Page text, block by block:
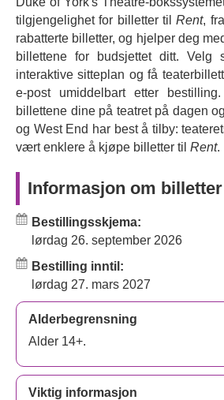
Boheme», som hyller den
styrkende duetten «Take Me or
Denne gjenopplivingen kommer
stjernespekket rollebesetning,
Matarazzo, som har vunnet
skjermen, som hovedpersonen
Hva handlerRentom?
Med en bok, musikk og tekst av
Rent»en gruppe fattige unge
Manhattans East Village. De
og tap, prøver å lykkes som
sliter med fattigdommens
usynlige, uunngåelige trusselen fra
basert på Puccinis klassiske
Boheme», «Take Me or Leave
musikalsk teater blant unge
banebrytende skildring av
tilgjengelighet for billetter tilRent,
rabatterte billetter, og hjelper deg
billettene for budsjettet ditt. Velg
interaktive sitteplan og få
e-post umiddelbart etter
billettene dine på teatret på dagen
og West End har best å tilby:
vært enklere å kjøpe billetter til Rent.
Informasjon om billetter
Bestillingsskjema:
lørdag 26. september 2026
Bestilling inntil:
lørdag 27. mars 2027
Alderbegrensning
Alder 14+.
Viktig informasjon